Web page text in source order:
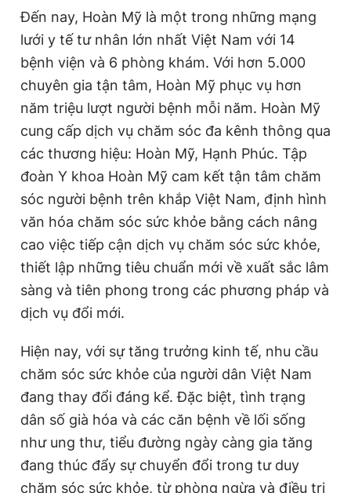
Đến nay, Hoàn Mỹ là một trong những mạng
lưới y tế tư nhân lớn nhất Việt Nam với 14
bệnh viện và 6 phòng khám. Với hơn 5.000
chuyên gia tận tâm, Hoàn Mỹ phục vụ hơn
năm triệu lượt người bệnh mỗi năm. Hoàn Mỹ
cung cấp dịch vụ chăm sóc đa kênh thông qua
các thương hiệu: Hoàn Mỹ, Hạnh Phúc. Tập
đoàn Y khoa Hoàn Mỹ cam kết tận tâm chăm
sóc người bệnh trên khắp Việt Nam, định hình
văn hóa chăm sóc sức khỏe bằng cách nâng
cao việc tiếp cận dịch vụ chăm sóc sức khỏe,
thiết lập những tiêu chuẩn mới về xuất sắc lâm
sàng và tiên phong trong các phương pháp và
dịch vụ đổi mới.
Hiện nay, với sự tăng trưởng kinh tế, nhu cầu
chăm sóc sức khỏe của người dân Việt Nam
đang thay đổi đáng kể. Đặc biệt, tình trạng
dân số già hóa và các căn bệnh về lối sống
như ung thư, tiểu đường ngày càng gia tăng
đang thúc đẩy sự chuyển đổi trong tư duy
chăm sóc sức khỏe, từ phòng ngừa và điều trị